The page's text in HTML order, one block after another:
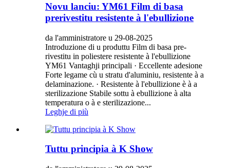
Novu lanciu: YM61 Film di basa
prerivestitu resistente à l'ebullizione
da l'amministratore u 29-08-2025
Introduzione di u produttu Film di basa pre-
rivestitu in poliestere resistente à l'ebullizione
YM61 Vantaghji principali · Eccellente adesione
Forte legame cù u stratu d'aluminiu, resistente à a
delaminazione. · Resistente à l'ebullizione è à a
sterilizazione Stabile sottu à ebullizione à alta
temperatura o à e sterilizazione...
Leghje di più
Tuttu principia à K Show